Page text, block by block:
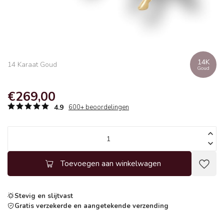
14 Karaat Goud 14K
Goud
€269,00
4.9 600+ beoordelingen
Toevoegen aan winkelwagen
Stevig en slijtvast
Gratis verzekerde en aangetekende verzending